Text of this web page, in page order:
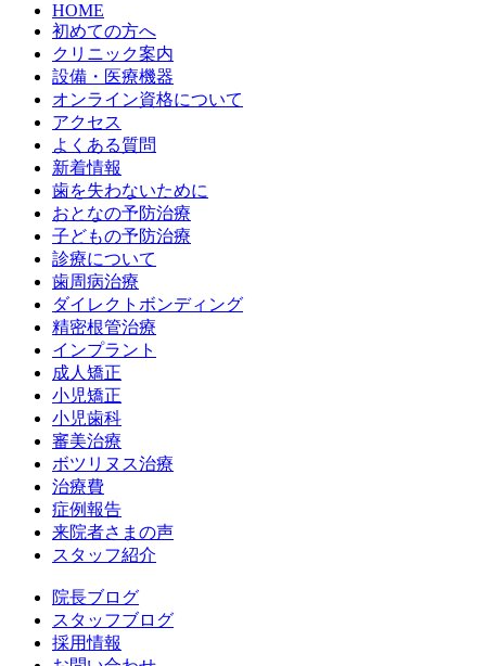
HOME
初めての方へ
クリニック案内
設備・医療機器
オンライン資格について
アクセス
よくある質問
新着情報
歯を失わないために
おとなの予防治療
子どもの予防治療
診療について
歯周病治療
ダイレクトボンディング
精密根管治療
インプラント
成人矯正
小児矯正
小児歯科
審美治療
ボツリヌス治療
治療費
症例報告
来院者さまの声
スタッフ紹介
院長ブログ
スタッフブログ
採用情報